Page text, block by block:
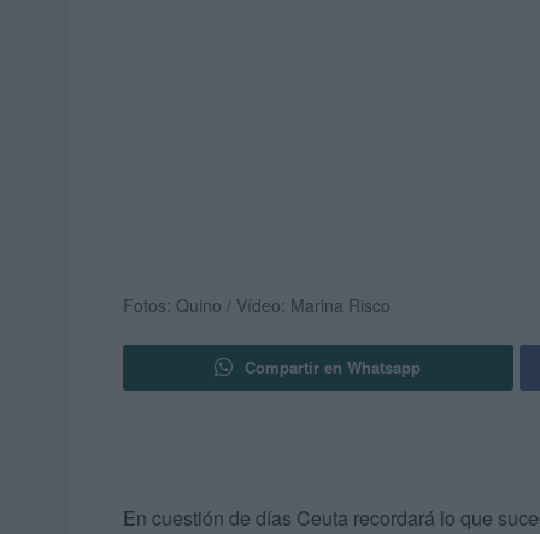
Fotos: Quino / Vídeo: Marina Risco
Compartir en Whatsapp
En cuestión de días Ceuta recordará lo que